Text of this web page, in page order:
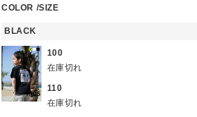
COLOR SIZE
BLACK
100
在庫切れ
110
在庫切れ